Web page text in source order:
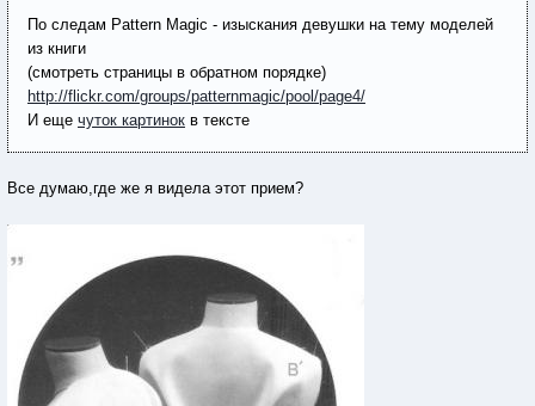
По следам Pattern Magic - изыскания девушки на тему моделей
из книги
(смотреть страницы в обратном порядке)
http://flickr.com/groups/patternmagic/pool/page4/
И еще чуток картинок в тексте
Все думаю,где же я видела этот прием?